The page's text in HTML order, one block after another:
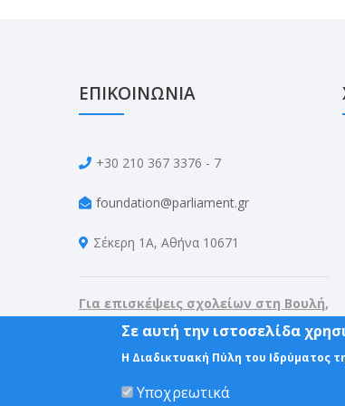
ΕΠΙΚΟΙΝΩΝΙΑ
+30 210 367 3376 - 7
foundation@parliament.gr
Σέκερη 1Α, Αθήνα 10671
Για επισκέψεις σχολείων στη Βουλή,
καλέστε: 210. 367 3187, 210. 367 3188
Σε αυτή την ιστοσελίδα
Η Διαδικτυακή Πύλη του Ιδρύματος
Υποχρεωτικά